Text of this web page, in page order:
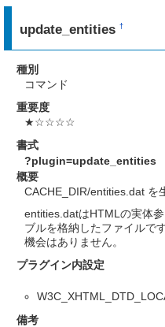
update_entities†
種別
コマンド
重要度
★☆☆☆☆
書式
?plugin=update_entities
概要
CACHE_DIR/entities.dat を
entities.datはHTMLの実体
ブルを格納したファイルで
機会はありません。
プラグイン内設定
備考